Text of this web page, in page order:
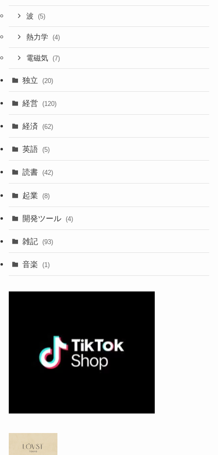
波 (5)
熱力学 (4)
電磁気 (7)
独立 (20)
経営 (120)
経済 (62)
英語 (5)
読書 (42)
起業 (8)
開発ツール (4)
雑記 (93)
音楽 (1)